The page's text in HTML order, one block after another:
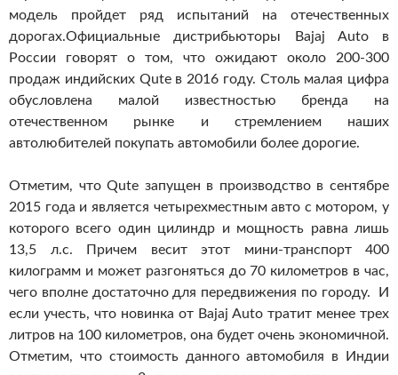
модель пройдет ряд испытаний на отечественных
дорогах.Официальные дистрибьюторы Bajaj Auto в
России говорят о том, что ожидают около 200-300
продаж индийских Qute в 2016 году. Столь малая цифра
обусловлена малой известностью бренда на
отечественном рынке и стремлением наших
автолюбителей покупать автомобили более дорогие.
Отметим, что Qute запущен в производство в сентябре
2015 года и является четырехместным авто с мотором, у
которого всего один цилиндр и мощность равна лишь
13,5 л.с. Причем весит этот мини-транспорт 400
килограмм и может разгоняться до 70 километров в час,
чего вполне достаточно для передвижения по городу. И
если учесть, что новинка от Bajaj Autо тратит менее трех
литров на 100 километров, она будет очень экономичной.
Отметим, что стоимость данного автомобиля в Индии